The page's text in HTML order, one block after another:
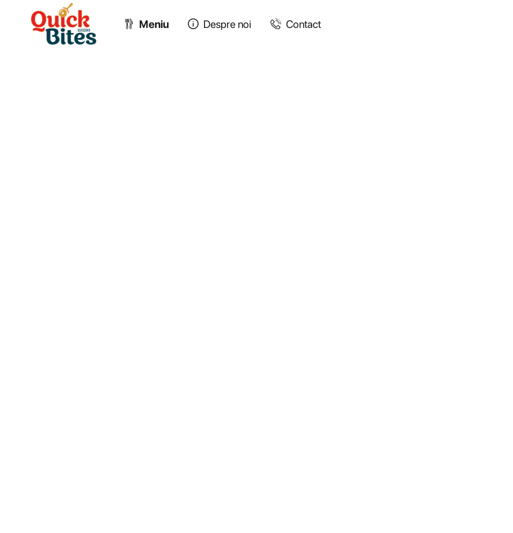
Meniu Despre noi Contact